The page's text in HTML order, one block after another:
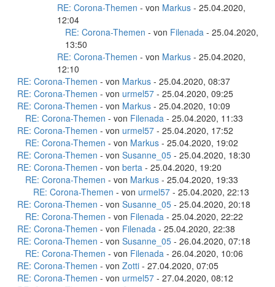
RE: Corona-Themen - von Markus - 25.04.2020,
12:04
RE: Corona-Themen - von Filenada - 25.04.2020,
13:50
RE: Corona-Themen - von Markus - 25.04.2020,
12:10
RE: Corona-Themen - von Markus - 25.04.2020, 08:37
RE: Corona-Themen - von urmel57 - 25.04.2020, 09:25
RE: Corona-Themen - von Markus - 25.04.2020, 10:09
RE: Corona-Themen - von Filenada - 25.04.2020, 11:33
RE: Corona-Themen - von urmel57 - 25.04.2020, 17:52
RE: Corona-Themen - von Markus - 25.04.2020, 19:02
RE: Corona-Themen - von Susanne_05 - 25.04.2020, 18:30
RE: Corona-Themen - von berta - 25.04.2020, 19:20
RE: Corona-Themen - von Markus - 25.04.2020, 19:33
RE: Corona-Themen - von urmel57 - 25.04.2020, 22:13
RE: Corona-Themen - von Susanne_05 - 25.04.2020, 20:18
RE: Corona-Themen - von Filenada - 25.04.2020, 22:22
RE: Corona-Themen - von Filenada - 25.04.2020, 22:38
RE: Corona-Themen - von Susanne_05 - 26.04.2020, 07:18
RE: Corona-Themen - von Filenada - 26.04.2020, 10:06
RE: Corona-Themen - von Zotti - 27.04.2020, 07:05
RE: Corona-Themen - von urmel57 - 27.04.2020, 08:12